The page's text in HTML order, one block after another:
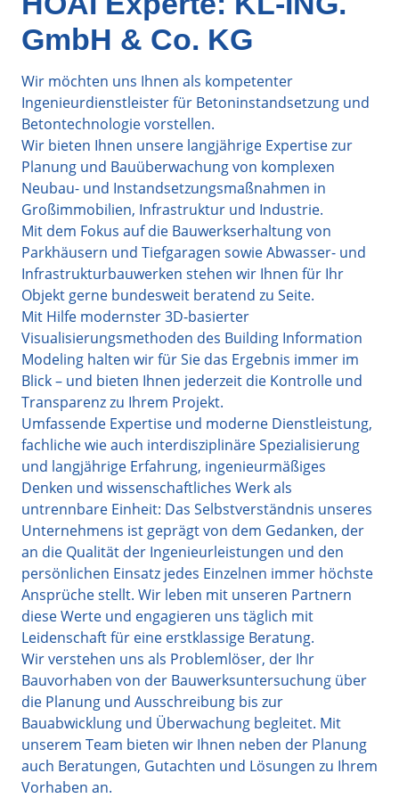
GmbH & Co. KG
Wir möchten uns Ihnen als kompetenter
Ingenieurdienstleister für Betoninstandsetzung und
Betontechnologie vorstellen.
Wir bieten Ihnen unsere langjährige Expertise zur
Planung und Bauüberwachung von komplexen
Neubau- und Instandsetzungsmaßnahmen in
Großimmobilien, Infrastruktur und Industrie.
Mit dem Fokus auf die Bauwerkserhaltung von
Parkhäusern und Tiefgaragen sowie Abwasser- und
Infrastrukturbauwerken stehen wir Ihnen für Ihr
Objekt gerne bundesweit beratend zu Seite.
Mit Hilfe modernster 3D-basierter
Visualisierungsmethoden des Building Information
Modeling halten wir für Sie das Ergebnis immer im
Blick – und bieten Ihnen jederzeit die Kontrolle und
Transparenz zu Ihrem Projekt.
Umfassende Expertise und moderne Dienstleistung,
fachliche wie auch interdisziplinäre Spezialisierung
und langjährige Erfahrung, ingenieurmäßiges
Denken und wissenschaftliches Werk als
untrennbare Einheit: Das Selbstverständnis unseres
Unternehmens ist geprägt von dem Gedanken, der
an die Qualität der Ingenieurleistungen und den
persönlichen Einsatz jedes Einzelnen immer höchste
Ansprüche stellt. Wir leben mit unseren Partnern
diese Werte und engagieren uns täglich mit
Leidenschaft für eine erstklassige Beratung.
Wir verstehen uns als Problemlöser, der Ihr
Bauvorhaben von der Bauwerksuntersuchung über
die Planung und Ausschreibung bis zur
Bauabwicklung und Überwachung begleitet. Mit
unserem Team bieten wir Ihnen neben der Planung
auch Beratungen, Gutachten und Lösungen zu Ihrem
Vorhaben an.